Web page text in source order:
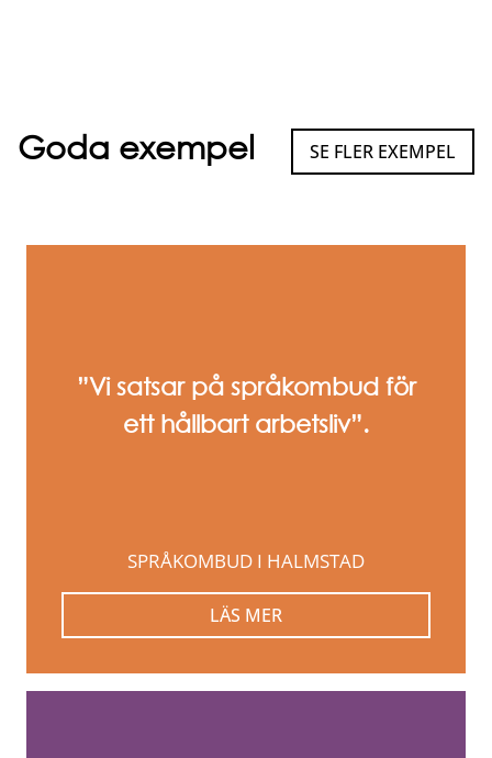
Goda exempel SE FLER EXEMPEL
”Vi satsar på språkombud för
ett hållbart arbetsliv”.
SPRÅKOMBUD I HALMSTAD
LÄS MER